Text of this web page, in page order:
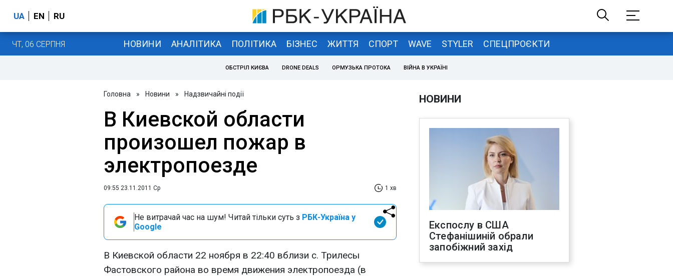
UA EN RU
ЧТ, 06 СЕРПНЯ НОВИНИ АНАЛІТИКА ПОЛІТИКА БІЗНЕС ЖИТТЯ СПОРТ WAVE STYLER СПЕЦПРОЄКТИ
ОБСТРІЛ КИЄВА DRONE DEALS ОРМУЗЬКА ПРОТОКА ВІЙНА В УКРАЇНІ
Головна » Новини » Надзвичайні події
В Киевской области
произошел пожар в
электропоезде
09:55 23.11.2011 Ср 1 хв
Не витрачай час на шум! Читай тільки суть з РБК-Україна у
Google
В Киевской области 22 ноября в 22:40 вблизи с. Трилесы
Фастовского района во время движения электропоезда (в
НОВИНИ
Експослу в США
Стефанішиній обрали
запобіжний захід